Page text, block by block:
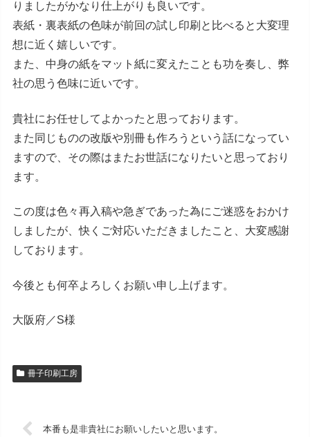
りましたがかなり仕上がりも良いです。
表紙・裏表紙の色味が前回の試し印刷と比べると大変理
想に近く嬉しいです。
また、中身の紙をマット紙に変えたことも功を奏し、弊
社の思う色味に近いです。
貴社にお任せしてよかったと思っております。
また同じものの改版や別冊も作ろうという話になってい
ますので、その際はまたお世話になりたいと思っており
ます。
この度は色々再入稿や急ぎであった為にご迷惑をおかけ
しましたが、快くご対応いただきましたこと、大変感謝
しております。
今後とも何卒よろしくお願い申し上げます。
大阪府／S様
冊子印刷工房
本番も是非貴社にお願いしたいと思います。